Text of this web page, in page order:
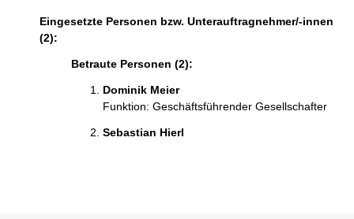
Eingesetzte Personen bzw. Unterauftragnehmer/-innen
(2):
Betraute Personen (2):
Dominik Meier
Funktion: Geschäftsführender Gesellschafter
Sebastian Hierl